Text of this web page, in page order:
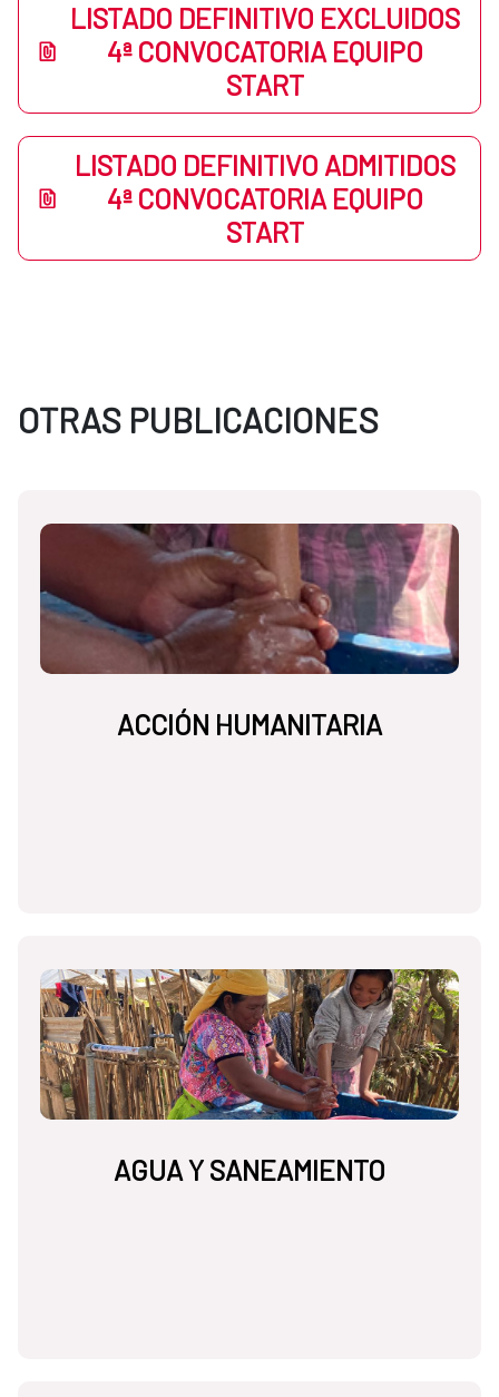
LISTADO DEFINITIVO EXCLUIDOS
4ª CONVOCATORIA EQUIPO
START
LISTADO DEFINITIVO ADMITIDOS
4ª CONVOCATORIA EQUIPO
START
OTRAS PUBLICACIONES
ACCIÓN HUMANITARIA
AGUA Y SANEAMIENTO